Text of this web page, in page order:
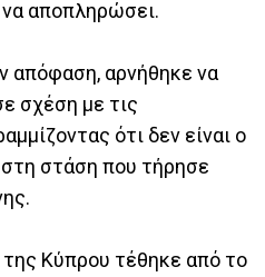
να αποπληρώσει.
απόφαση, αρνήθηκε να
σχέση με τις
ότι δεν είναι ο
στάση που τήρησε
Κύπρου τέθηκε από το